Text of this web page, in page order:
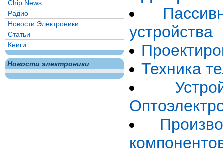
Chip News
Радио
Новости Электроники
Статьи
Книги
Новости электроники
устройства
Техника